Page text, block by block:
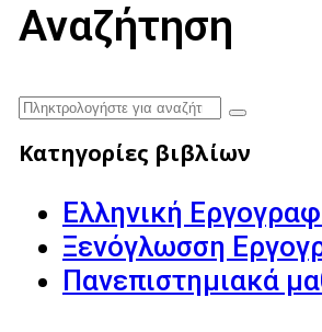
Αναζήτηση
Κατηγορίες βιβλίων
Ελληνική
Ξενόγλωσση
Πανεπιστημιακά